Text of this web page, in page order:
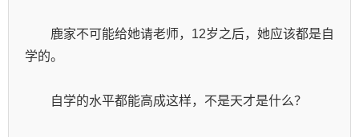
鹿家不可能给她请老师，12岁之后，她应该都是自
学的。
自学的水平都能高成这样，不是天才是什么？